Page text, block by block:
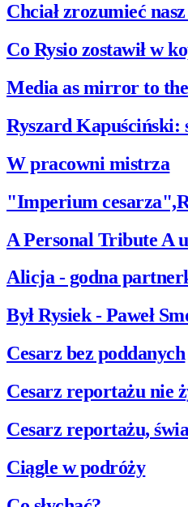
Chciał zrozumieć
Co Rysio zostawił w
Media as mirror to
Ryszard Kapuściński:
W pracowni mistrza
"Imperium
A Personal Tribute A
Alicja - godna
Był Rysiek - Paweł
Cesarz bez poddanych
Cesarz reportażu nie
Cesarz reportażu,
Ciągle w podróży